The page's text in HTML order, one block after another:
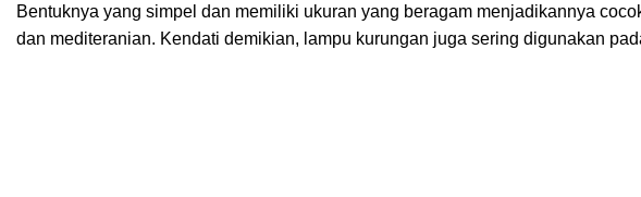
Bentuknya yang simpel dan memiliki ukuran yang beragam menjadikannya
dan mediteranian. Kendati demikian, lampu kurungan juga sering digunakan